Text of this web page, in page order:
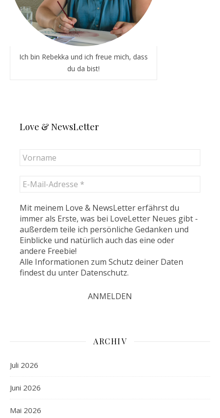
Ich bin Rebekka und ich freue mich, dass
du da bist!
Love & NewsLetter
Mit meinem Love & NewsLetter erfährst du
immer als Erste, was bei LoveLetter Neues gibt -
außerdem teile ich persönliche Gedanken und
Einblicke und natürlich auch das eine oder
andere Freebie!
Alle Informationen zum Schutz deiner Daten
findest du unter Datenschutz.
ARCHIV
Juli 2026
Juni 2026
Mai 2026